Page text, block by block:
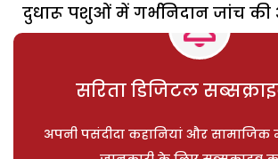
दुधारू पशुओं में गर्भनिदान जांच की
सरिता डिजिटल
अपनी पसंदीदा कहानियां और सामाजिक